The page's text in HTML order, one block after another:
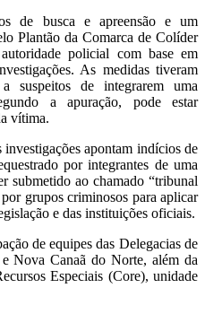
de busca e apreensão e um
Plantão da Comarca de Colíder
policial com base em
As medidas tiveram
suspeitos de integrarem uma
a apuração, pode estar
vítima.
apontam indícios de
por integrantes de uma
submetido ao chamado “tribunal
grupos criminosos para aplicar
e das instituições oficiais.
de equipes das Delegacias de
Nova Canaã do Norte, além da
Especiais (Core), unidade